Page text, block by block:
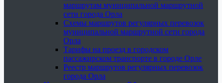
маршрутам муниципальной маршрутной
сети города Орла
Схемы маршрутов регулярных перевозок
муниципальной маршрутной сети города
Орла
Тарифы на проезд в городском
пассажирском транспорте в городе Орле
Реестр маршрутов регулярных перевозок
города Орла